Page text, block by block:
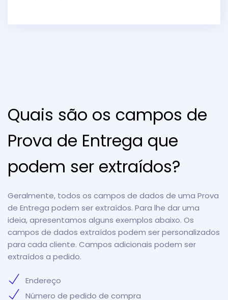
Quais são os campos de
Prova de Entrega que
podem ser extraídos?
Geralmente, todos os campos de dados de uma Prova
de Entrega podem ser extraídos. Para lhe dar uma
ideia, apresentamos alguns exemplos abaixo. Os
campos de dados extraídos podem ser personalizados
para cada cliente. Campos adicionais podem ser
extraídos a pedido.
Endereço
Número de pedido de compra